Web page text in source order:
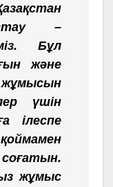
–
Бұл
және
жұмысын
үшін
ілеспе
жұмыс